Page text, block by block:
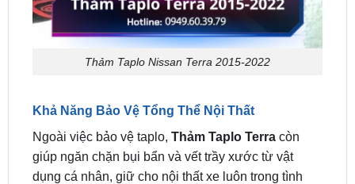
Thảm Taplo Nissan Terra 2015-2022
Khả Năng Bảo Vệ Tổng Thể Nội Thất
giúp ngăn chặn bụi bẩn và vết trầy xước từ vật
dụng cá nhân, giữ cho nội thất xe luôn trong tình
trạng tốt nhất.